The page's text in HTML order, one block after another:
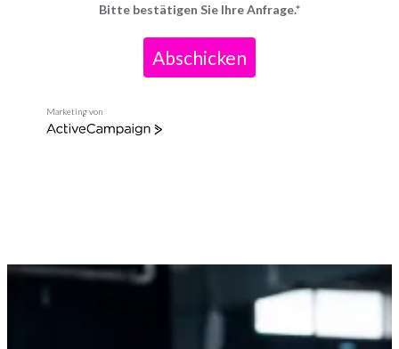
Bitte bestätigen Sie Ihre Anfrage.*
Abschicken
Marketing von
ActiveCampaign